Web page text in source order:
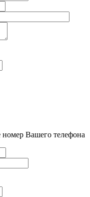
номер Вашего телефона